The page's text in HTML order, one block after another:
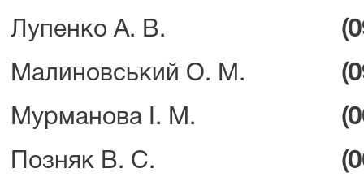
Лупенко А. В.
Малиновський О. М.
Мурманова І. М.
Позняк В. С.